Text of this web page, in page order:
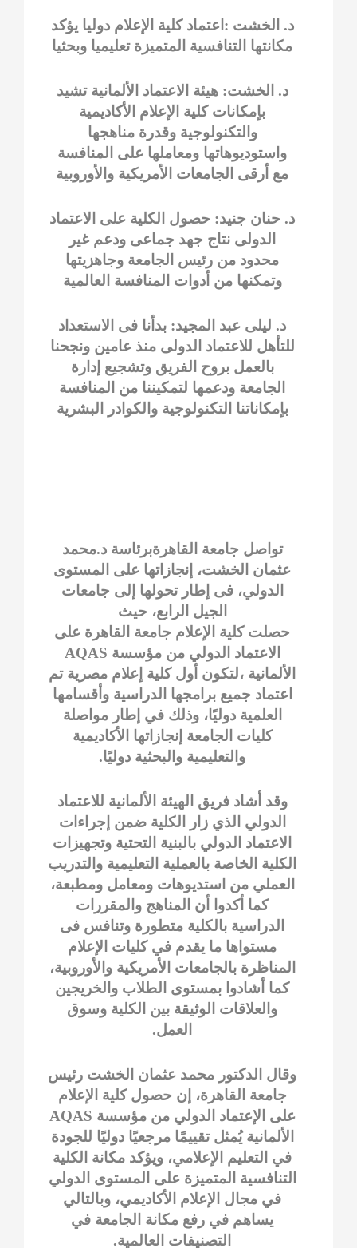
د. الخشت :اعتماد كلية الإعلام دوليا يؤكد
مكانتها التنافسية المتميزة تعليميا وبحثيا
د. الخشت: هيئة الاعتماد الألمانية تشيد
بإمكانات كلية الإعلام الأكاديمية
والتكنولوجية وقدرة مناهجها
واستوديوهاتها ومعاملها على المنافسة
مع أرقى الجامعات الأمريكية والأوروبية
د. حنان جنيد: حصول الكلية على الاعتماد
الدولى نتاج جهد جماعى ودعم غير
محدود من رئيس الجامعة وجاهزيتها
وتمكنها من أدوات المنافسة العالمية
د. ليلى عبد المجيد: بدأنا فى الاستعداد
للتأهل للاعتماد الدولى منذ عامين ونجحنا
بالعمل بروح الفريق وتشجيع إدارة
الجامعة ودعمها لتمكيننا من المنافسة
بإمكاناتنا التكنولوجية والكوادر البشرية
تواصل جامعة القاهرةبرئاسة د.محمد
عثمان الخشت، إنجازاتها على المستوى
الدولي، فى إطار تحولها إلى جامعات
الجيل الرابع، حيث
حصلت كلية الإعلام جامعة القاهرة على
الاعتماد الدولي من مؤسسة AQAS
الألمانية ،لتكون أول كلية إعلام مصرية تم
اعتماد جميع برامجها الدراسية وأقسامها
العلمية دوليًا، وذلك في إطار مواصلة
كليات الجامعة إنجازاتها الأكاديمية
والتعليمية والبحثية دوليًا.
وقد أشاد فريق الهيئة الألمانية للاعتماد
الدولي الذي زار الكلية ضمن إجراءات
الاعتماد الدولي بالبنية التحتية وتجهيزات
الكلية الخاصة بالعملية التعليمية والتدريب
العملي من استديوهات ومعامل ومطبعة،
كما أكدوا أن المناهج والمقررات
الدراسية بالكلية متطورة وتنافس فى
مستواها ما يقدم في كليات الإعلام
المناظرة بالجامعات الأمريكية والأوروبية،
كما أشادوا بمستوى الطلاب والخريجين
والعلاقات الوثيقة بين الكلية وسوق
العمل.
وقال الدكتور محمد عثمان الخشت رئيس
جامعة القاهرة، إن حصول كلية الإعلام
على الإعتماد الدولي من مؤسسة AQAS
الألمانية يُمثل تقييمًا مرجعيًا دوليًا للجودة
في التعليم الإعلامي، ويؤكد مكانة الكلية
التنافسية المتميزة على المستوى الدولي
في مجال الإعلام الأكاديمي، وبالتالي
يساهم في رفع مكانة الجامعة في
التصنيفات العالمية.